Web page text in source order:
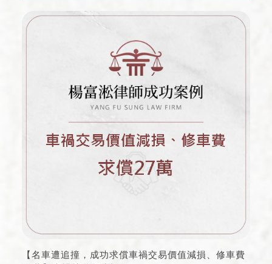
【名車遭追撞，成功求償車禍交易價值減損、修車費